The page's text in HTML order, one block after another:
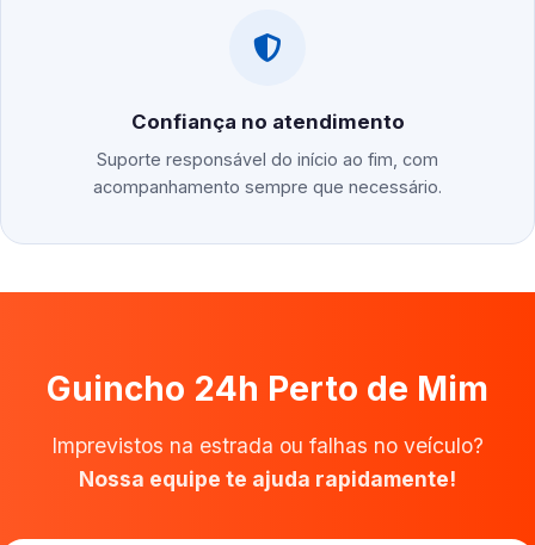
Confiança no atendimento
Suporte responsável do início ao fim, com
acompanhamento sempre que necessário.
Guincho 24h Perto de Mim
Imprevistos na estrada ou falhas no veículo?
Nossa equipe te ajuda rapidamente!